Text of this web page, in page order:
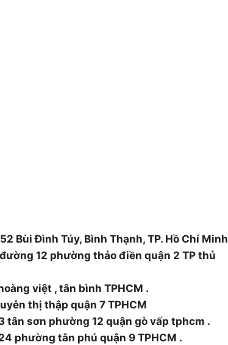
Bùi Đình Túy, Bình Thạnh, TP. Hồ Chí Minh
12 phường thảo điền quận 2 TP thủ
việt , tân bình TPHCM .
thị thập quận 7 TPHCM
tân sơn phường 12 quận gò vấp tphcm .
phường tân phú quận 9 TPHCM .